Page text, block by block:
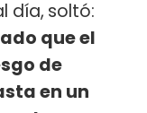
día, soltó:
que el
de
en un